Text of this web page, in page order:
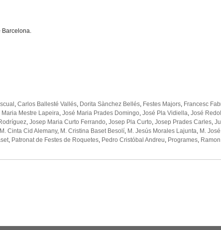
Barcelona.
, Carlos Ballesté Vallés, Dorita Sànchez Bellés, Festes Majors, Francesc
Maria Mestre Lapeira, José Maria Prades Domingo, José Pla Vidiella, José
, Josep Maria Curto Ferrando, Josep Pla Curto, Josep Prades Carles,
M. Cinta Cid Alemany, M. Cristina Baset Besolí, M. Jesús Morales Lajunta, M.
, Patronat de Festes de Roquetes, Pedro Cristóbal Andreu, Programes, Ramon